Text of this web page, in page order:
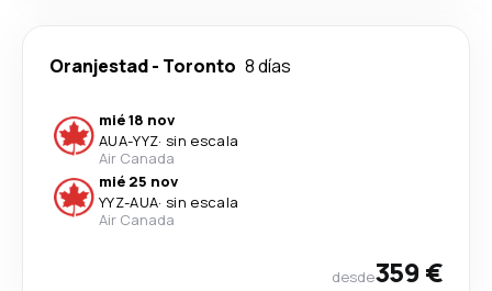
Oranjestad- Toronto 8 días
mié 18 nov
AUA-YYZ· sin escala
Air Canada
mié 25 nov
YYZ-AUA· sin escala
Air Canada
desde359 €